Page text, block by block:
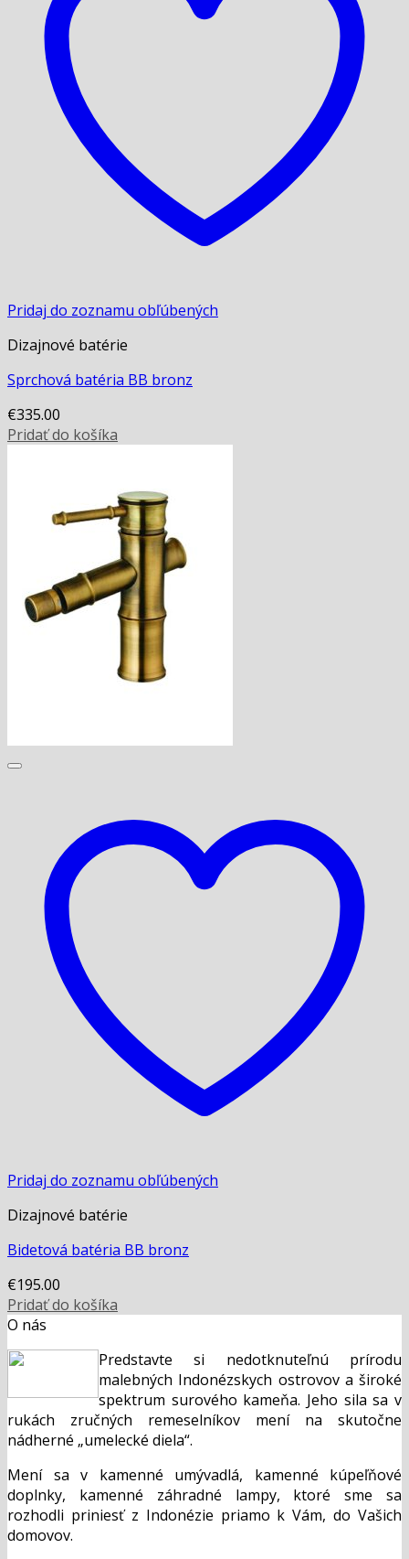
Pridaj do zoznamu obľúbených
Dizajnové batérie
Sprchová batéria BB bronz
€335.00
Pridať do košíka
Pridaj do zoznamu obľúbených
Dizajnové batérie
Bidetová batéria BB bronz
€195.00
Pridať do košíka
O nás
Predstavte si nedotknuteľnú prírodu
malebných Indonézskych ostrovov a široké
spektrum surového kameňa. Jeho sila sa v
rukách zručných remeselníkov mení na skutočne
nádherné „umelecké diela“.
Mení sa v kamenné umývadlá, kamenné kúpeľňové
doplnky, kamenné záhradné lampy, ktoré sme sa
rozhodli priniesť z Indonézie priamo k Vám, do Vašich
domovov.